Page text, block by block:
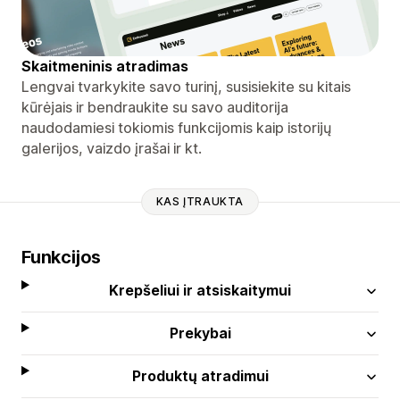
Skaitmeninis atradimas
Lengvai tvarkykite savo turinį, susisiekite su kitais
kūrėjais ir bendraukite su savo auditorija
naudodamiesi tokiomis funkcijomis kaip istorijų
galerijos, vaizdo įrašai ir kt.
KAS ĮTRAUKTA
Funkcijos
Krepšeliui ir atsiskaitymui
Prekybai
Produktų atradimui